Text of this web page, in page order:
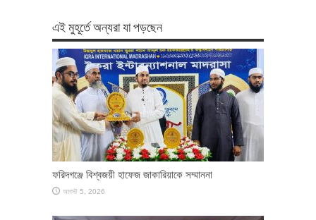
এই মুহূর্তে অন্যরা যা পড়ছেন
ফরিদগঞ্জে বিশ্বজয়ী হাফেজ জাকারিয়াকে সম্মাননা
আগস্ট 5, 2026